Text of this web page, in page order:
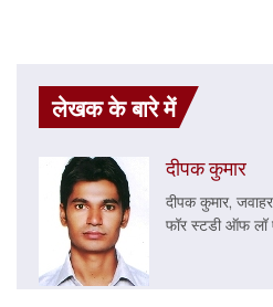
लेखक के बारे में
दीपक कुमार
दीपक कुमार,
फॉर स्टडी ऑफ लॉ